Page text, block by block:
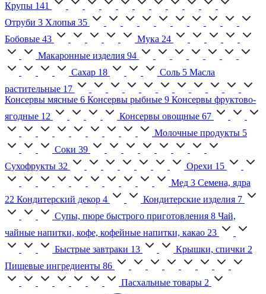
Крупы 141
Отруби 3 Хлопья 35
Бобовые 43 Мука 24
Макаронные изделия 94
Сахар 18 Соль 5 Масла
растительные 17
Консервы мясные 6 Консервы рыбные 9 Консервы фруктово-
ягодные 12 Консервы овощные 67
Молочные продукты 5
Соки 39
Сухофрукты 32 Орехи 15
Мед 3 Семена, ядра
22 Кондитерский декор 4 Кондитерские изделия 7
Супы, пюре быстрого приготовления 8 Чай,
чайные напитки, кофе, кофейные напитки, какао 23
Быстрые завтраки 13 Крышки, спички 2
Пищевые ингредиенты 86
Пасхальные товары 2